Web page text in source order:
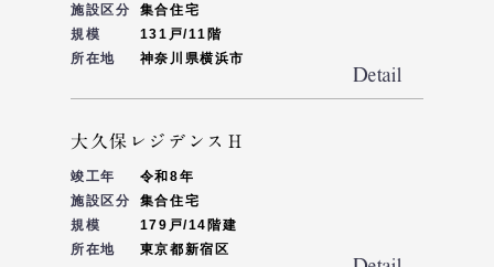
施設区分
集合住宅
規模
131戸/11階
所在地
神奈川県横浜市
大久保レジデンスＨ
竣工年
令和8年
施設区分
集合住宅
規模
179戸/14階建
所在地
東京都新宿区